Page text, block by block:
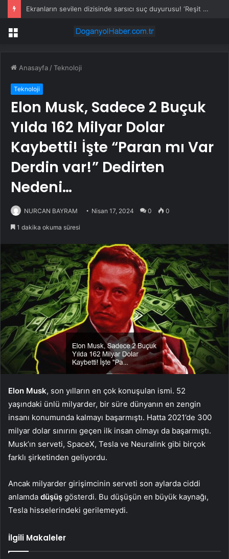
Ekranların sevilen dizisinde sarsıcı suç duyurusu! ‘Reşit olmayan kızımla aşk yaşadı’
Menü
Anasayfa /Teknoloji
Teknoloji
Elon Musk, Sadece 2 Buçuk
Yılda 162 Milyar Dolar
Kaybetti! İşte “Paran mı Var
Derdin var!” Dedirten
Nedeni…
NURCAN BAYRAM Nisan 17, 2024 0 0
1 dakika okuma süresi
Elon Musk, son yılların en çok konuşulan ismi. 52
yaşındaki ünlü milyarder, bir süre dünyanın en zengin
insanı konumunda kalmayı başarmıştı. Hatta 2021’de 300
milyar dolar sınırını geçen ilk insan olmayı da başarmıştı.
Musk’ın serveti, SpaceX, Tesla ve Neuralink gibi birçok
farklı şirketinden geliyordu.
Ancak milyarder girişimcinin serveti son aylarda ciddi
anlamda düşüş gösterdi. Bu düşüşün en büyük kaynağı,
Tesla hisselerindeki gerilemeydi.
İlgili Makaleler